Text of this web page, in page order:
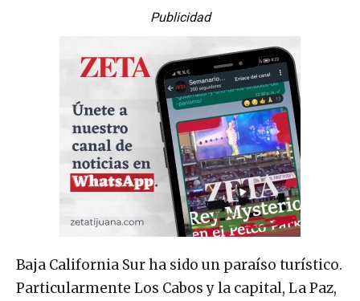
Publicidad
Baja California Sur ha sido un paraíso turístico.
Particularmente Los Cabos y la capital, La Paz,